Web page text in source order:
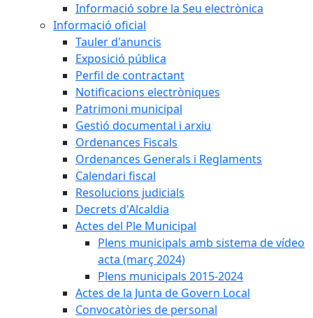
Informació sobre la Seu electrònica
Informació oficial
Tauler d'anuncis
Exposició pública
Perfil de contractant
Notificacions electròniques
Patrimoni municipal
Gestió documental i arxiu
Ordenances Fiscals
Ordenances Generals i Reglaments
Calendari fiscal
Resolucions judicials
Decrets d'Alcaldia
Actes del Ple Municipal
Plens municipals amb sistema de vídeo
acta (març 2024)
Plens municipals 2015-2024
Actes de la Junta de Govern Local
Convocatòries de personal